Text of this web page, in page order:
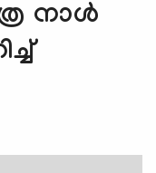
നാള്‍